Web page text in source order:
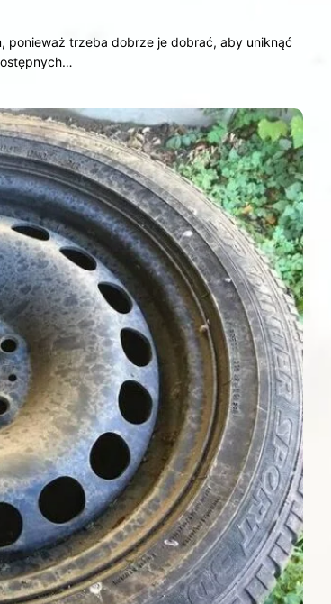
ponieważ trzeba dobrze je dobrać, aby uniknąć